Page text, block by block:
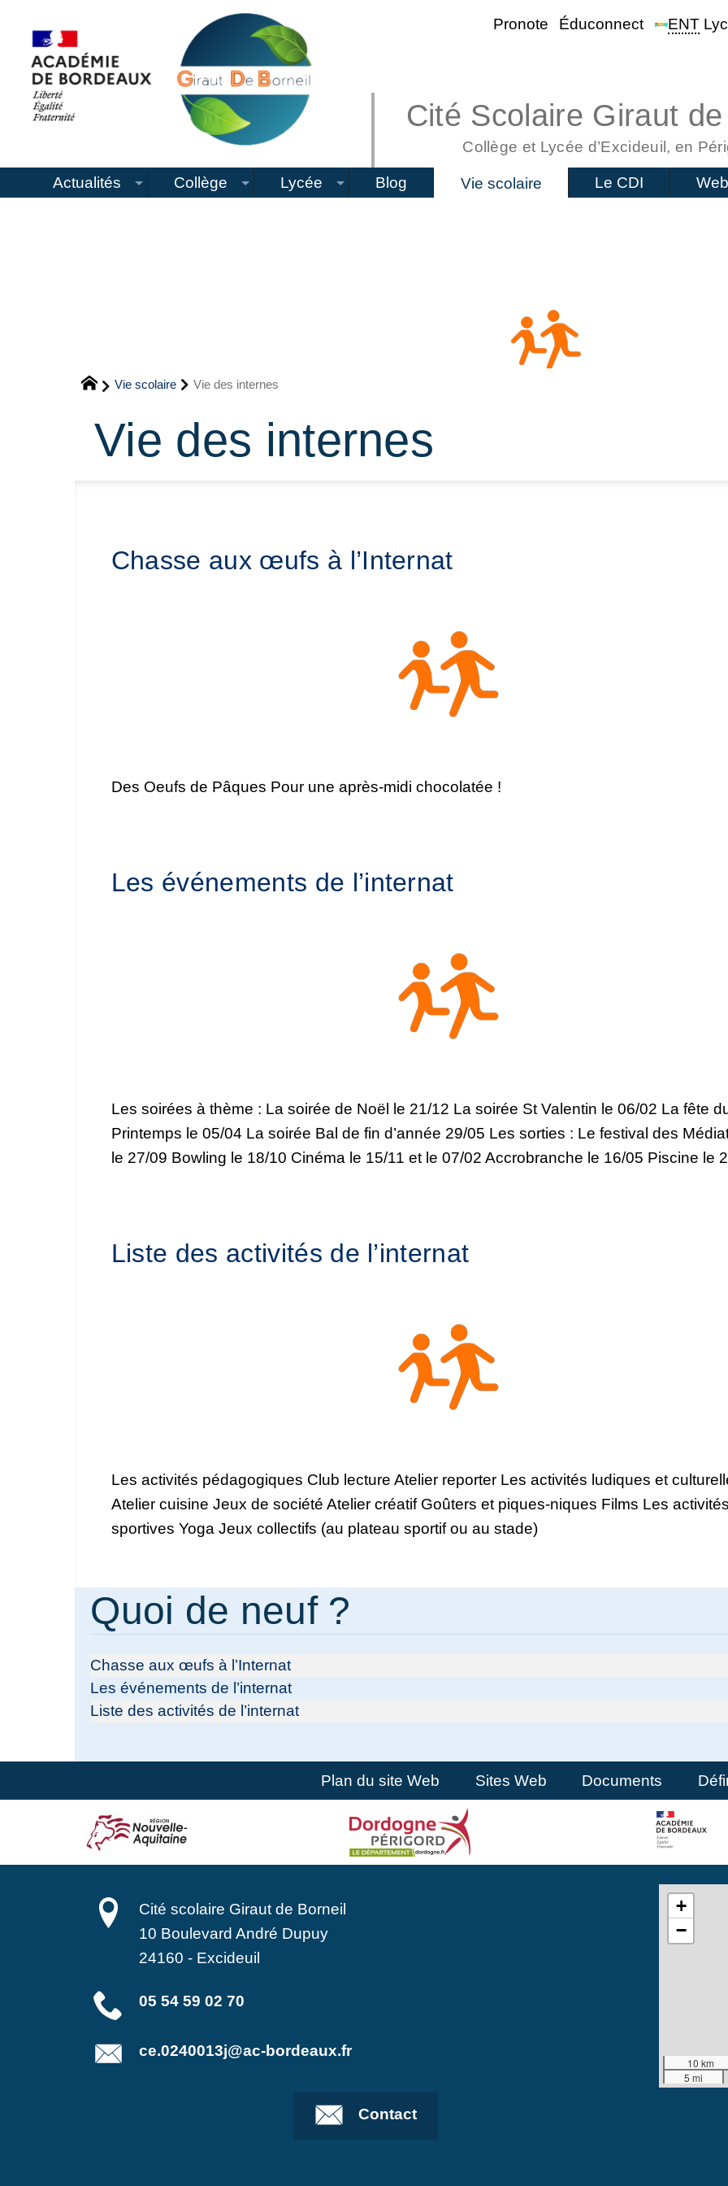
Pronote Éduconnect ENT
Cité Scolaire Giraut
Collège et Lycée d’Excideuil, en
Actualités Collège Lycée Blog Vie scolaire Le CDI
Vie scolaire Vie des internes
Vie des internes
Chasse aux œufs à l’Internat
Des Oeufs de Pâques Pour une après-midi chocolatée !
Les événements de l’internat
Les soirées à thème : La soirée de Noël le 21/12 La soirée St Valentin le 06/02 La fête
Printemps le 05/04 La soirée Bal de fin d’année 29/05 Les sorties : Le festival des
le 27/09 Bowling le 18/10 Cinéma le 15/11 et le 07/02 Accrobranche le 16/05 Piscine le
Liste des activités de l’internat
Les activités pédagogiques Club lecture Atelier reporter Les activités ludiques et
Atelier cuisine Jeux de société Atelier créatif Goûters et piques-niques Films Les activités
sportives Yoga Jeux collectifs (au plateau sportif ou au stade)
Quoi de neuf ?
Chasse aux œufs à l’Internat
Les événements de l’internat
Liste des activités de l’internat
Plan du site Web Sites Web Documents
Cité scolaire Giraut de Borneil
10 Boulevard André Dupuy
24160 - Excideuil
05 54 59 02 70
ce.0240013j@ac-bordeaux.fr
Contact
+
−
10 km
5 mi